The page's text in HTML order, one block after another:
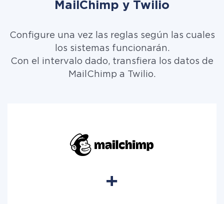
MailChimp y Twilio
Configure una vez las reglas según las cuales
los sistemas funcionarán.
Con el intervalo dado, transfiera los datos de
MailChimp a Twilio.